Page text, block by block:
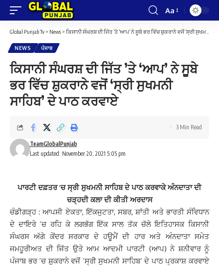
Font
Resizer
Aa
Global Punjab Tv > News > ਕਿਸਾਨੀ ਸੰਘਰਸ਼ ਦੀ ਜਿੱਤ ’ਤੇ ‘ਆਪ’ ਨੇ ਸੂਬੇ ਭਰ ਵਿੱਚ ਸ਼ੁਕਰਾਨੇ ਵਜੋਂ ‘ਸ੍ਰੀ ਸੁਖਮਨੀ ਸਾਹਿਬ’ ਦੇ ਪਾਠ ਕਰਵਾਏ
NEWS ਪੰਜਾਬ
ਕਿਸਾਨੀ ਸੰਘਰਸ਼ ਦੀ ਜਿੱਤ ’ਤੇ ‘ਆਪ’ ਨੇ ਸੂਬੇ
ਭਰ ਵਿੱਚ ਸ਼ੁਕਰਾਨੇ ਵਜੋਂ ‘ਸ੍ਰੀ ਸੁਖਮਨੀ
ਸਾਹਿਬ’ ਦੇ ਪਾਠ ਕਰਵਾਏ
Last updated: November 20, 2021 5:05 pm
TeamGlobalPunjab
3 Min Read
ਪਾਰਟੀ ਦਫ਼ਤਰ ’ਚ ਸ੍ਰੀ ਸੁਖਮਨੀ ਸਾਹਿਬ ਦੇ ਪਾਠ ਕਰਵਾਕੇ ਅੰਨਦਾਤਾ ਦੀ
ਚੜ੍ਹਦੀ ਕਲਾ ਦੀ ਕੀਤੀ ਅਰਦਾਸ
ਚੰਡੀਗੜ੍ਹ : ਆਪਸੀ ਏਕਤਾ, ਇੱਕਜੁਟਤਾ, ਸਬਰ, ਸ਼ਾਂਤੀ ਅਤੇ ਭਾਰਤੀ ਸੰਵਿਧਾਨ
ਦੇ ਦਾਇਰੇ ’ਚ ਰਹਿ ਕੇ ਲਗਭੱਗ ਇੱਕ ਸਾਲ ਤੱਕ ਚੱਲੇ ਇਤਿਹਾਸਕ ਕਿਸਾਨੀ
ਸੰਘਰਸ ਅੱਗੇ ਕੇਂਦਰ ਸਰਕਾਰ ਦੇ ਹਊਮੈਂ ਦੀ ਹਾਰ ਅਤੇ ਅੰਨਦਾਤਾ ਸਮੇਤ
ਜਮਹੂਰੀਅਤ ਦੀ ਜਿੱਤ ਉਤੇ ਆਮ ਆਦਮੀ ਪਾਰਟੀ (ਆਪ) ਨੇ ਸ਼ਨੀਵਾਰ ਨੂੰ
ਪੰਜਾਬ ਭਰ ’ਚ ਸ਼ੁਕਰਾਨੇ ਵਜੋਂ ‘ਸ੍ਰੀ ਸੁਖਮਨੀ ਸਾਹਿਬ’ ਦੇ ਪਾਠ ਪ੍ਰਕਾਸ਼ ਕਰਵਾਏ